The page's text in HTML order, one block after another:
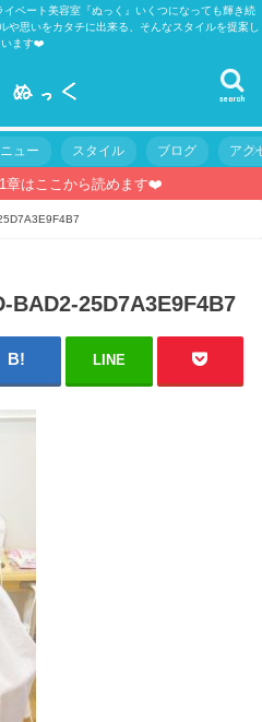
ベート美容室『ぬっく』いくつになっても輝き続
思いをカタチに出来る、そんなスタイルを提案し
います❤️
search
ニュー スタイル ブログ アク
章はここから読めます❤️
BAD2-25D7A3E9F4B7
LINE